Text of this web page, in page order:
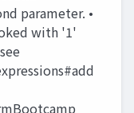
parameter. •
with '1'